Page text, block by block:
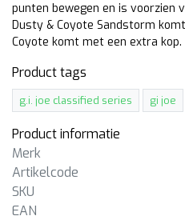
punten bewegen en is voorzien
Dusty & Coyote Sandstorm
Coyote komt met een extra kop.
Product tags
g.i. joe classified series gi joe
Product informatie
Merk
Artikelcode
SKU
EAN
Joe Classified Series Brent